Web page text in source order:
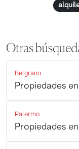
Otras
Belgrano
Propiedades
Palermo
Propiedades